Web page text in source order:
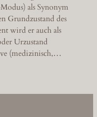
als Synonym
Grundzustand des
wird er auch als
Urzustand
(medizinisch,…